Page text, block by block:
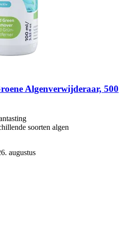
Algenverwijderaar, 500
soorten algen
augustus